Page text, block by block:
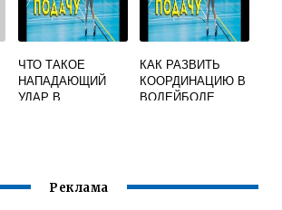
ЧТО ТАКОЕ
НАПАДАЮЩИЙ
УДАР В
КАК РАЗВИТЬ
КООРДИНАЦИЮ В
ВОЛЕЙБОЛЕ
Реклама